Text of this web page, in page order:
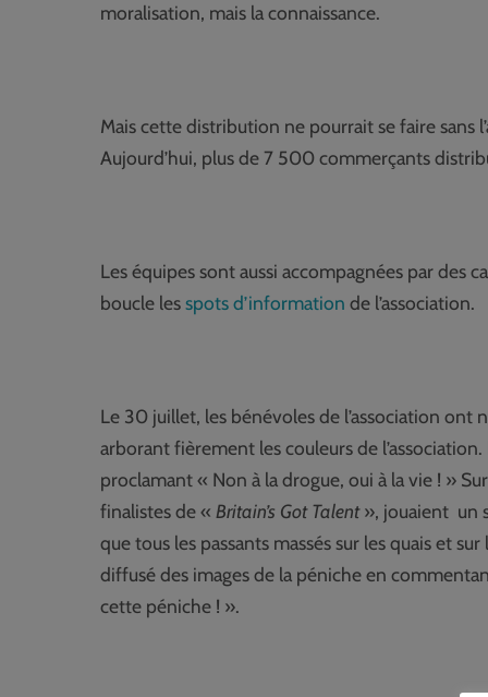
moralisation, mais la connaissance.
Mais cette distribution ne pourrait se faire sans
Aujourd’hui, plus de 7 500 commerçants
Les équipes sont aussi accompagnées par des
boucle lesspots d’information de l’association.
Le 30 juillet, les bénévoles de l’association ont
arborant fièrement les couleurs de
proclamant « Non à la drogue, oui à la vie ! »
finalistes de « Britain’s Got Talent», jouaient un
que tous les passants massés sur les quais et
diffusé des images de la péniche en
cette péniche ! ».